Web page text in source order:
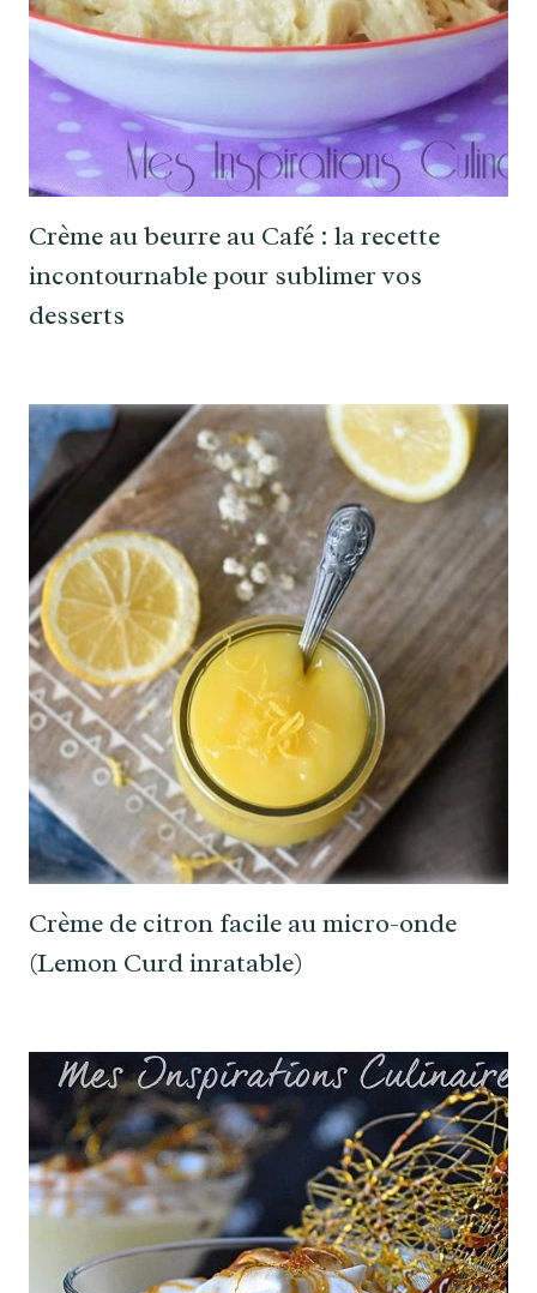
Crème au beurre au Café : la recette
incontournable pour sublimer vos
desserts
Crème de citron facile au micro-onde
(Lemon Curd inratable)